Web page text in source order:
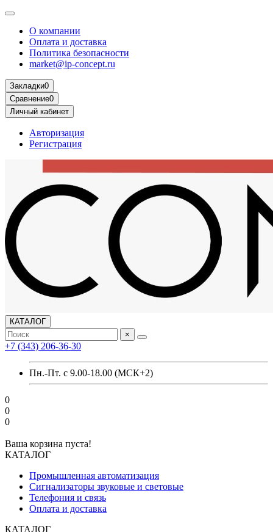
О компании
Оплата и доставка
Политика безопасности
market@ip-concept.ru
Закладки0
Сравнение0
Личный кабинет
Авторизация
Регистрация
КАТАЛОГ
×
+7 (343) 206-36-30
Пн.-Пт. с 9.00-18.00 (МСК+2)
0
0
0
Ваша корзина пуста!
КАТАЛОГ
Промышленная автоматизация
Сигнализаторы звуковые и световые
Телефония и связь
Оплата и доставка
КАТАЛОГ